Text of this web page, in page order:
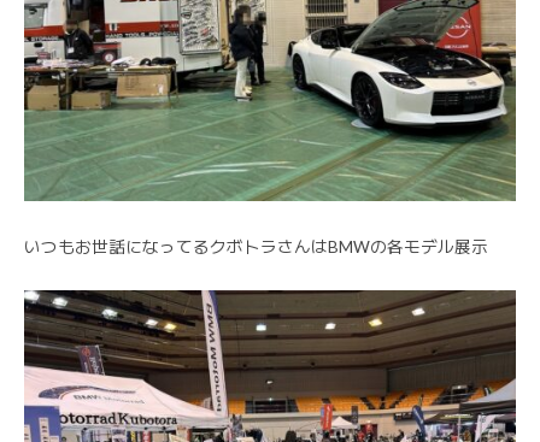
いつもお世話になってるクボトラさんはBMWの各モデル展示